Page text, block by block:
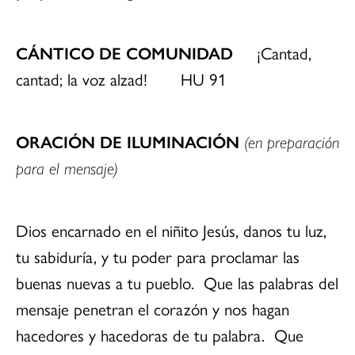
CÁNTICO DE COMUNIDAD ¡Cantad,
cantad; la voz alzad! HU 91
ORACIÓN DE ILUMINACIÓN (en preparación
para el mensaje)
Dios encarnado en el niñito Jesús, danos tu luz,
tu sabiduría, y tu poder para proclamar las
buenas nuevas a tu pueblo. Que las palabras del
mensaje penetran el corazón y nos hagan
hacedores y hacedoras de tu palabra. Que